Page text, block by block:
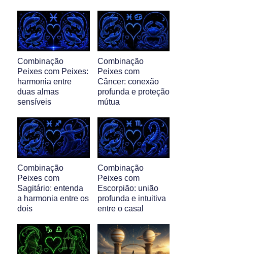
Combinação
Peixes com Peixes:
harmonia entre
duas almas
sensíveis
Combinação
Peixes com
Câncer: conexão
profunda e proteção
mútua
Combinação
Peixes com
Sagitário: entenda
a harmonia entre os
dois
Combinação
Peixes com
Escorpião: união
profunda e intuitiva
entre o casal